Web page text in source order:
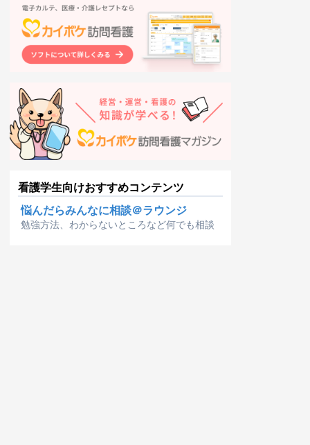
看護学生向けおすすめコンテンツ
悩んだらみんなに相談＠ラウンジ
勉強方法、わからないところなど何でも相談